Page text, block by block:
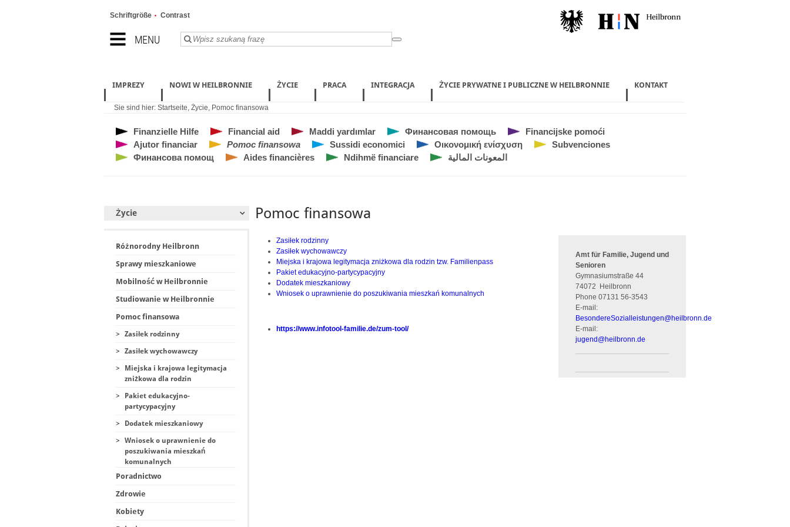
MENU
Schriftgröße Contrast
IMPREZY NOWI W HEILBRONNIE ŻYCIE PRACA INTEGRACJA ŻYCIE PRYWATNE I PUBLICZNE W HEILBRONNIE KONTAKT
Sie sind hier: Startseite, Życie, Pomoc finansowa
Finanzielle Hilfe Financial aid Maddi yardımlar Финансовая помощь
Financijske pomoći
Ajutor financiar
Pomoc finansowa Sussidi economici Οικονομική ενίσχυση
Subvenciones
Финансова помощ
Aides financières Ndihmë financiare المعونات المالية
Życie
Różnorodny Heilbronn
Sprawy mieszkaniowe
Mobilność w Heilbronnie
Studiowanie w Heilbronnie
Pomoc finansowa
> Zasiłek rodzinny
> Zasiłek wychowawczy
>
Miejska i krajowa legitymacja
zniżkowa dla rodzin
>
Pakiet edukacyjno-
partycypacyjny
> Dodatek mieszkaniowy
>
Wniosek o uprawnienie do
poszukiwania mieszkań
komunalnych
Poradnictwo
Zdrowie
Kobiety
Pomoc finansowa
Zasiłek rodzinny
Zasiłek wychowawczy
Miejska i krajowa legitymacja zniżkowa dla rodzin tzw. Familienpass
Pakiet edukacyjno-partycypacyjny
Dodatek mieszkaniowy
Wniosek o uprawnienie do poszukiwania mieszkań komunalnych
https://www.infotool-familie.de/zum-tool/
Amt für Familie, Jugend und
Senioren
Gymnasiumstraße 44
74072
Heilbronn
Phone07131 56-3543
E-mail:
BesondereSozialleistungen@heilbronn.de
E-mail:
jugend @heilbronn.de